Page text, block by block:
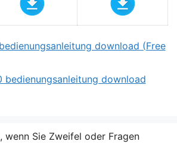
download (Free
bedienungsanleitung download
wenn Sie Zweifel oder Fragen